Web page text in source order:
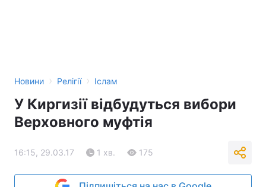
Новини › Релігії › Іслам
У Киргизії відбудуться вибори
Верховного муфтія
16:15, 29.03.17 1 хв. 175